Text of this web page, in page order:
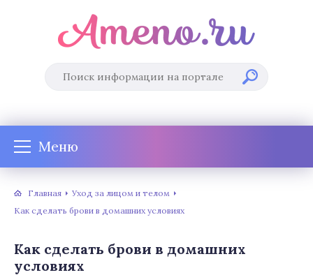
Меню
Главная
Уход за лицом и телом
Как сделать брови в домашних условиях
Как сделать брови в домашних
условиях